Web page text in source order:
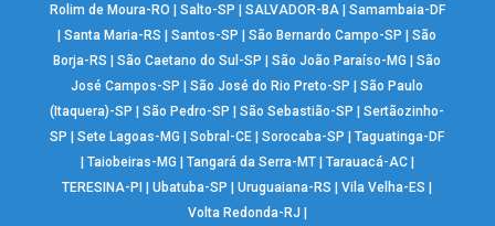
Rolim de Moura-RO | Salto-SP | SALVADOR-BA| Samambaia-DF
|Santa Maria-RS |Santos-SP |São Bernardo Campo-SP |São
Borja-RS |São Caetano do Sul-SP |São João Paraíso-MG |São
José Campos-SP |São José do Rio Preto-SP |São Paulo
(Itaquera)-SP |São Pedro-SP |São Sebastião-SP |Sertãozinho-
SP |Sete Lagoas-MG |Sobral-CE |Sorocaba-SP |Taguatinga-DF
| Taiobeiras-MG | Tangará da Serra-MT| Tarauacá-AC|
TERESINA-PI |Ubatuba-SP |Uruguaiana-RS |Vila Velha-ES |
Volta Redonda-RJ |